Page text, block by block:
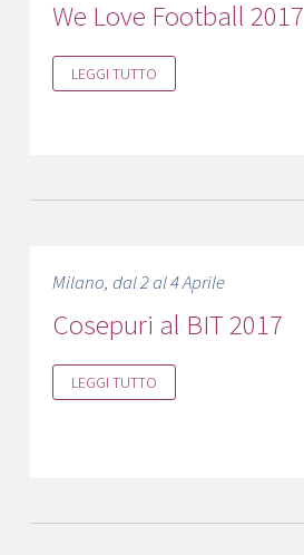
We Love Football 2017
LEGGI TUTTO
Milano, dal 2 al 4 Aprile
Cosepuri al BIT 2017
LEGGI TUTTO